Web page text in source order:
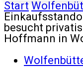
Start
besucht
Hoffmann in